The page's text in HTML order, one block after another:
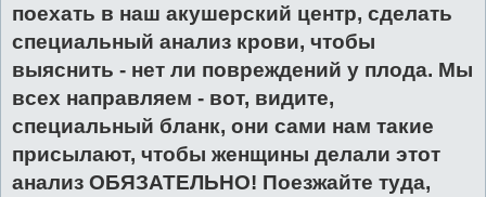
поехать в наш акушерский центр, сделать
специальный анализ крови, чтобы
выяснить - нет ли повреждений у плода. Мы
всех направляем - вот, видите,
специальный бланк, они сами нам такие
присылают, чтобы женщины делали этот
анализ ОБЯЗАТЕЛЬНО! Поезжайте туда,